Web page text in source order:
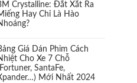
Top Fueller UK
đèn (1)
Crystalline: Đắt Xắt Ra
Hay Chỉ Là Hào
Giá Dán Phim Cách
Cho Xe 7 Chỗ
SantaFe,
Mới Nhất 2024